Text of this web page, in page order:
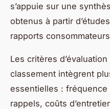
s’appuie sur une
obtenus à partir
rapports
Les critères
classement intègrent
essentielles :
rappels, coûts